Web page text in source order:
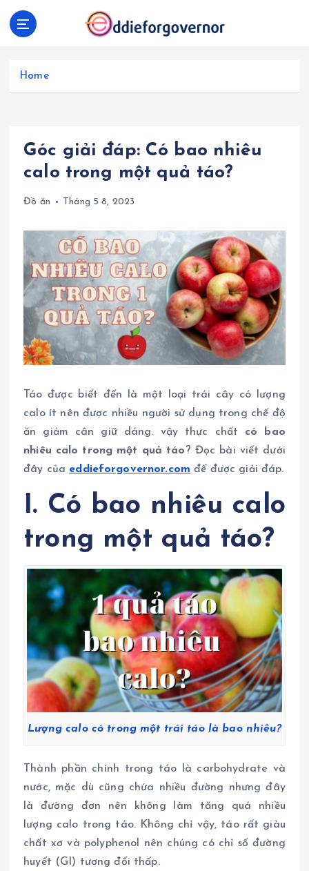
Home
Góc giải đáp: Có bao nhiêu
calo trong một quả táo?
Đồ ăn Tháng 5 8, 2023
Táo được biết đến là một loại trái cây có lượng
calo ít nên được nhiều người sử dụng trong chế độ
ăn giảm cân giữ dáng. vậy thực chất có bao
nhiêu calo trong một quả táo? Đọc bài viết dưới
đây của eddieforgovernor.com để được giải đáp.
I. Có bao nhiêu calo
trong một quả táo?
Lượng calo có trong một trái táo là bao nhiêu?
Thành phần chính trong táo là carbohydrate và
nước, mặc dù cũng chứa nhiều đường nhưng đây
là đường đơn nên không làm tăng quá nhiều
lượng calo trong táo. Không chỉ vậy, táo rất giàu
chất xơ và polyphenol nên chúng có chỉ số đường
huyết (GI) tương đối thấp.